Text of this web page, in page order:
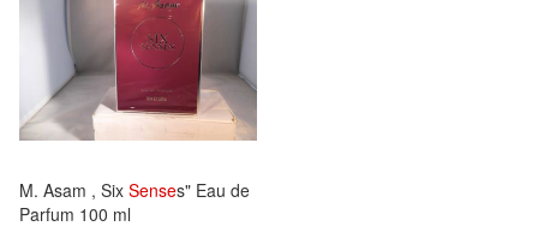
M. Asam , Six Senses" Eau de
Parfum 100 ml